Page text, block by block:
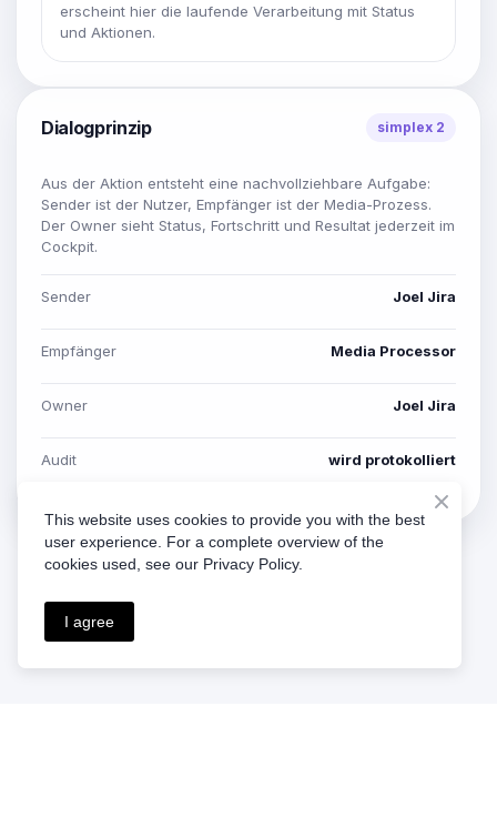
erscheint hier die laufende Verarbeitung mit Status
und Aktionen.
Dialogprinzip simplex 2
Aus der Aktion entsteht eine nachvollziehbare Aufgabe:
Sender ist der Nutzer, Empfänger ist der Media-Prozess.
Der Owner sieht Status, Fortschritt und Resultat jederzeit im
Cockpit.
Sender Joel Jira
Empfänger Media Processor
Owner Joel Jira
Audit wird protokolliert
This website uses cookies to provide you with the best
user experience. For a complete overview of the
cookies used, see our Privacy Policy.
I agree